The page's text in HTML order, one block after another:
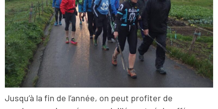
Jusqu’à la fin de l’année, on peut profiter de